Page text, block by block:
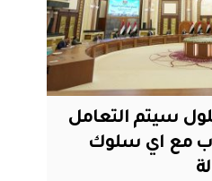
الدولة: بعد 30 ايلول سيتم التعامل
مع اي سلوك